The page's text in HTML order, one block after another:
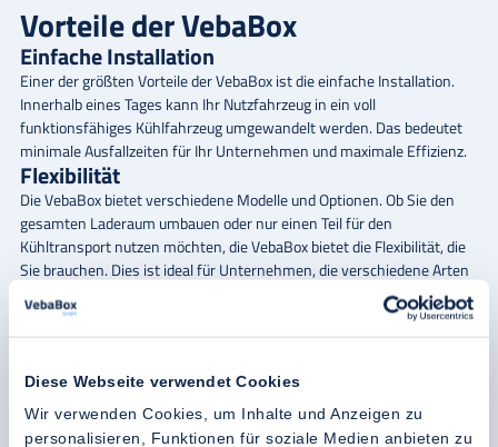
Diese Webseite verwendet Cookies
Wir verwenden Cookies, um Inhalte und Anzeigen zu
personalisieren, Funktionen für soziale Medien anbieten zu
Vorteile der VebaBox
Einfache Installation
Einer der größtenVorteile der VebaBoxist die einfache Installation.
Innerhalb eines Tages kann Ihr Nutzfahrzeug in ein voll
funktionsfähiges Kühlfahrzeug umgewandelt werden. Das bedeutet
minimale Ausfallzeiten für Ihr Unternehmen und maximale Effizienz.
Flexibilität
Die VebaBox bietet verschiedeneModelle und Optionen. Ob Sie den
gesamten Laderaum umbauen oder nur einen Teil für den
Kühltransport nutzen möchten, die VebaBox bietet die Flexibilität, die
Sie brauchen. Dies ist ideal für Unternehmen, die verschiedene Arten
von Fracht transportieren und sowohl gekühlte als auch ungekühlte
Produkte befördern möchten.
Langlebigkeit und Verlässlichkeit
ein neues Fahrzeug übertragen werden, wenn Ihr aktuelles
Nutzfahrzeug ersetzt werden muss. Das macht die VebaBox zu einer
langlebigen und kosteneffektiven Langzeitlösung.